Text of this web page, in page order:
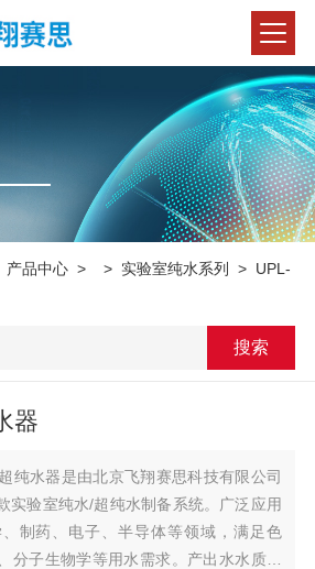
产品中心> > 实验室纯水系列
> UPL-
器
纯水器是由北京飞翔赛思科技有限公司
实验室纯水/超纯水制备系统。广泛应用
制药、电子、半导体等领域，满足色
分子生物学等用水需求。产出水水质优